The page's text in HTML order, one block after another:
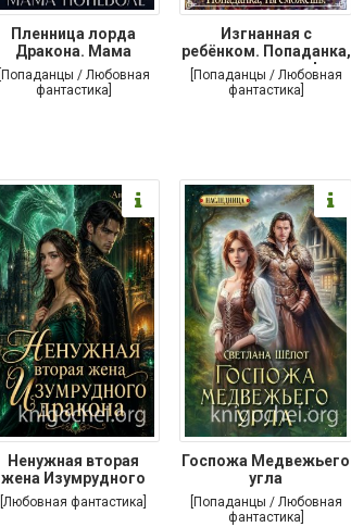
Пленница лорда
Дракона. Мама
поневоле
[Попаданцы / Любовная
фантастика]
Изгнанная с
ребёнком. Попаданка,
ты сможешь!
[Попаданцы / Любовная
фантастика]
Ненужная вторая
жена Изумрудного
дракона
[Любовная фантастика]
Госпожа Медвежьего
угла
[Попаданцы / Любовная
фантастика]